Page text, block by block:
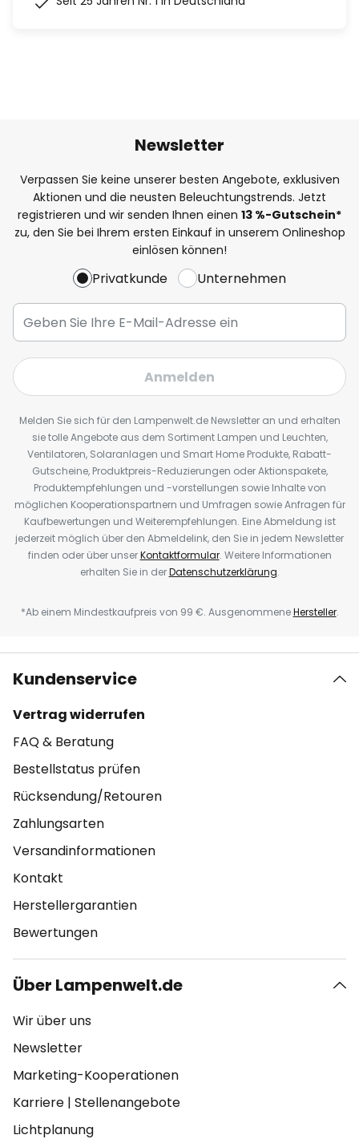
Newsletter
Verpassen Sie keine unserer besten Angebote, exklusiven
Aktionen und die neusten Beleuchtungstrends. Jetzt
registrieren und wir senden Ihnen einen 13 %-Gutschein*
zu, den Sie bei Ihrem ersten Einkauf in unserem Onlineshop
einlösen können!
Privatkunde Unternehmen
Anmelden
Melden Sie sich für den Lampenwelt.de Newsletter an und erhalten
sie tolle Angebote aus dem Sortiment Lampen und Leuchten,
Ventilatoren, Solaranlagen und Smart Home Produkte, Rabatt-
Gutscheine, Produktpreis-Reduzierungen oder Aktionspakete,
Produktempfehlungen und -vorstellungen sowie Inhalte von
möglichen Kooperationspartnern und Umfragen sowie Anfragen für
Kaufbewertungen und Weiterempfehlungen. Eine Abmeldung ist
jederzeit möglich über den Abmeldelink, den Sie in jedem Newsletter
finden oder über unserKontaktformular. Weitere Informationen
erhalten Sie in derDatenschutzerklärung.
*Ab einem Mindestkaufpreis von 99 €. AusgenommeneHersteller.
Kundenservice
Vertrag widerrufen
FAQ & Beratung
Bestellstatus prüfen
Rücksendung/Retouren
Zahlungsarten
Versandinformationen
Kontakt
Herstellergarantien
Bewertungen
Über Lampenwelt.de
Wir über uns
Newsletter
Marketing-Kooperationen
Karriere | Stellenangebote
Lichtplanung